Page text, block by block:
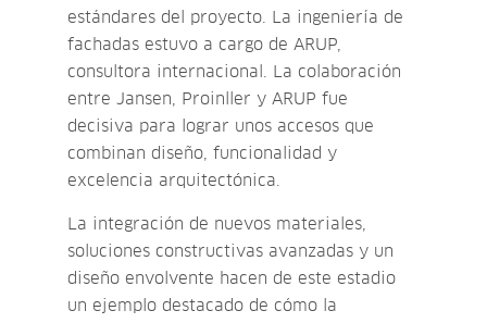
estándares del proyecto. La ingeniería de
fachadas estuvo a cargo de ARUP,
consultora internacional. La colaboración
entre Jansen, Proinller y ARUP fue
decisiva para lograr unos accesos que
combinan diseño, funcionalidad y
excelencia arquitectónica.
La integración de nuevos materiales,
soluciones constructivas avanzadas y un
diseño envolvente hacen de este estadio
un ejemplo destacado de cómo la